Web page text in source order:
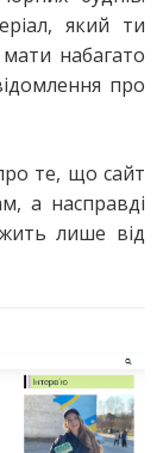
який ти
набагато
про
те, що сайт
а насправді
лише від